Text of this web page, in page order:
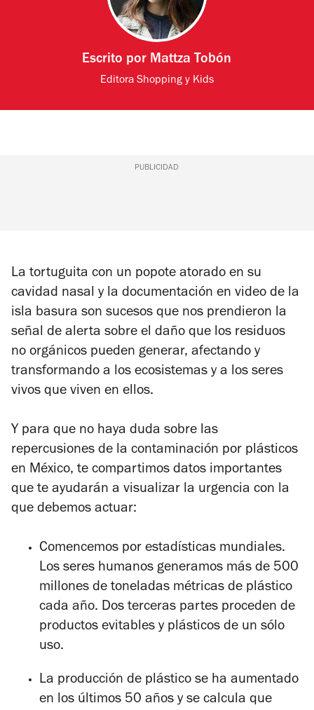
Escrito por Mattza Tobón
Editora Shopping y Kids
PUBLICIDAD
La tortuguita con un popote atorado en su
cavidad nasal y la documentación en video de la
isla basura son sucesos que nos prendieron la
señal de alerta sobre el daño que los residuos
no orgánicos pueden generar, afectando y
transformando a los ecosistemas y a los seres
vivos que viven en ellos.
Y para que no haya duda sobre las
repercusiones de la contaminación por plásticos
en México, te compartimos datos importantes
que te ayudarán a visualizar la urgencia con la
que debemos actuar:
Comencemos por estadísticas mundiales.
Los seres humanos generamos más de 500
millones de toneladas métricas de plástico
cada año. Dos terceras partes proceden de
productos evitables y plásticos de un sólo
uso.
La producción de plástico se ha aumentado
en los últimos 50 años y se calcula que